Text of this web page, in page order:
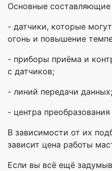
Основные
- датчики, которые
огонь и повышение
- приборы приёма и
с датчиков;
- линий передачи данных;
- центра
В зависимости от их
зависит цена работы
Если вы всё ещё